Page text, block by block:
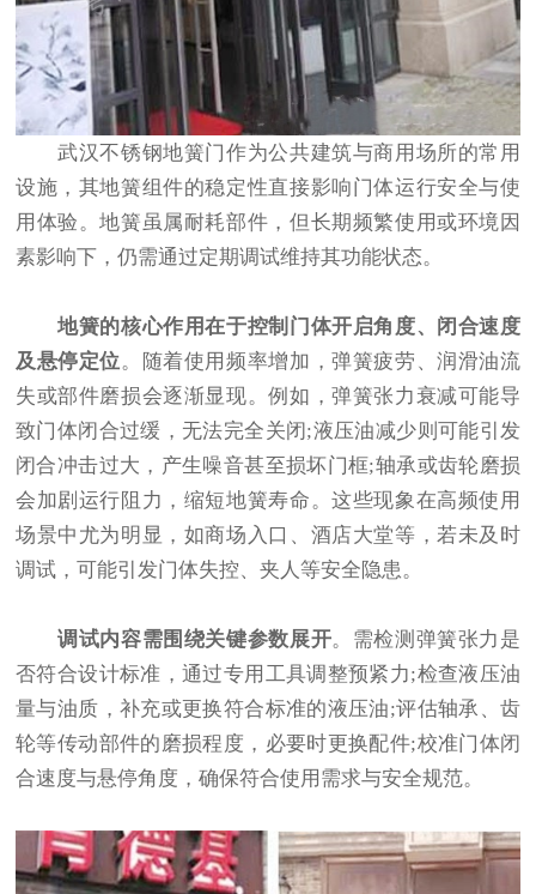
武汉不锈钢地簧门作为公共建筑与商用场所的常用
设施，其地簧组件的稳定性直接影响门体运行安全与使
用体验。地簧虽属耐耗部件，但长期频繁使用或环境因
素影响下，仍需通过定期调试维持其功能状态。
地簧的核心作用在于控制门体开启角度、闭合速度
及悬停定位。随着使用频率增加，弹簧疲劳、润滑油流
失或部件磨损会逐渐显现。例如，弹簧张力衰减可能导
致门体闭合过缓，无法完全关闭;液压油减少则可能引发
闭合冲击过大，产生噪音甚至损坏门框;轴承或齿轮磨损
会加剧运行阻力，缩短地簧寿命。这些现象在高频使用
场景中尤为明显，如商场入口、酒店大堂等，若未及时
调试，可能引发门体失控、夹人等安全隐患。
调试内容需围绕关键参数展开。需检测弹簧张力是
否符合设计标准，通过专用工具调整预紧力;检查液压油
量与油质，补充或更换符合标准的液压油;评估轴承、齿
轮等传动部件的磨损程度，必要时更换配件;校准门体闭
合速度与悬停角度，确保符合使用需求与安全规范。